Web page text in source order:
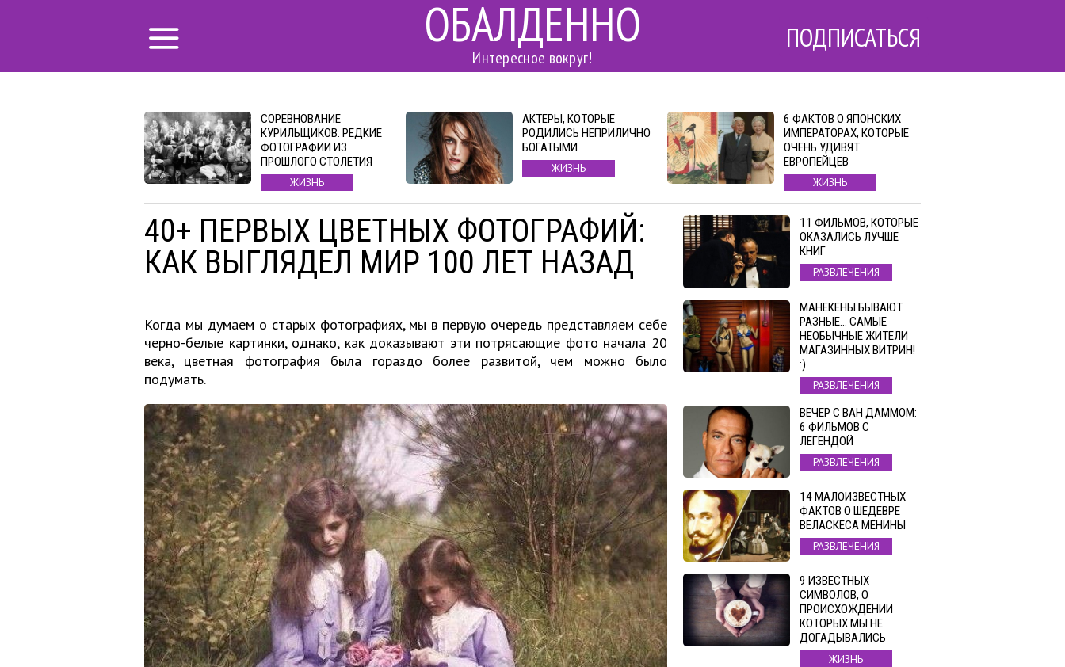
ОБАЛДЕННО
Интересное вокруг!
ПОДПИСАТЬСЯ
СОРЕВНОВАНИЕ
КУРИЛЬЩИКОВ: РЕДКИЕ
ФОТОГРАФИИ ИЗ
ПРОШЛОГО СТОЛЕТИЯ
ЖИЗНЬ
АКТЕРЫ, КОТОРЫЕ
РОДИЛИСЬ НЕПРИЛИЧНО
БОГАТЫМИ
ЖИЗНЬ
6 ФАКТОВ О ЯПОНСКИХ
ИМПЕРАТОРАХ, КОТОРЫЕ
ОЧЕНЬ УДИВЯТ
ЕВРОПЕЙЦЕВ
ЖИЗНЬ
40+ ПЕРВЫХ ЦВЕТНЫХ ФОТОГРАФИЙ:
КАК ВЫГЛЯДЕЛ МИР 100 ЛЕТ НАЗАД
Когда мы думаем о старых фотографиях, мы в первую очередь представляем себе
черно-белые картинки, однако, как доказывают эти потрясающие фото начала 20
века, цветная фотография была гораздо более развитой, чем можно было
подумать.
11 ФИЛЬМОВ, КОТОРЫЕ
ОКАЗАЛИСЬ ЛУЧШЕ
КНИГ
РАЗВЛЕЧЕНИЯ
МАНЕКЕНЫ БЫВАЮТ
РАЗНЫЕ… САМЫЕ
НЕОБЫЧНЫЕ ЖИТЕЛИ
МАГАЗИННЫХ ВИТРИН!
:)
РАЗВЛЕЧЕНИЯ
ВЕЧЕР С ВАН ДАММОМ:
6 ФИЛЬМОВ С
ЛЕГЕНДОЙ
РАЗВЛЕЧЕНИЯ
14 МАЛОИЗВЕСТНЫХ
ФАКТОВ О ШЕДЕВРЕ
ВЕЛАСКЕСА МЕНИНЫ
РАЗВЛЕЧЕНИЯ
9 ИЗВЕСТНЫХ
СИМВОЛОВ, О
ПРОИСХОЖДЕНИИ
КОТОРЫХ МЫ НЕ
ДОГАДЫВАЛИСЬ
ЖИЗНЬ